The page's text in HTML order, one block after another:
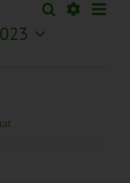
Sündmused
Search
Otsi